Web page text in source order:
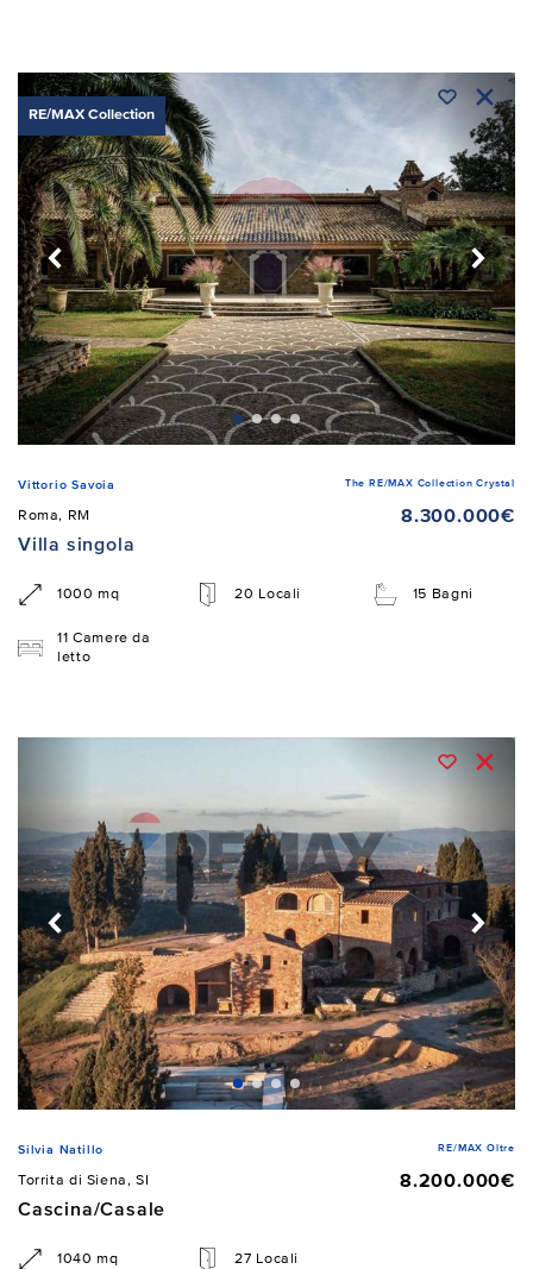
RE/MAX Collection
Vittorio Savoia The RE/MAX Collection Crystal
Roma, RM
8.300.000€
Villa singola
1000 mq 20 Locali 15 Bagni
11 Camere da
letto
Silvia Natillo RE/MAX Oltre
Torrita di Siena, SI
8.200.000€
Cascina/Casale
1040 mq 27 Locali